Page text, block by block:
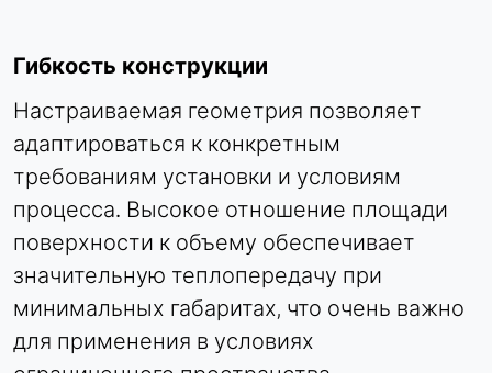
Гибкость конструкции
Настраиваемая геометрия позволяет
адаптироваться к конкретным
требованиям установки и условиям
процесса. Высокое отношение площади
поверхности к объему обеспечивает
значительную теплопередачу при
минимальных габаритах, что очень важно
для применения в условиях